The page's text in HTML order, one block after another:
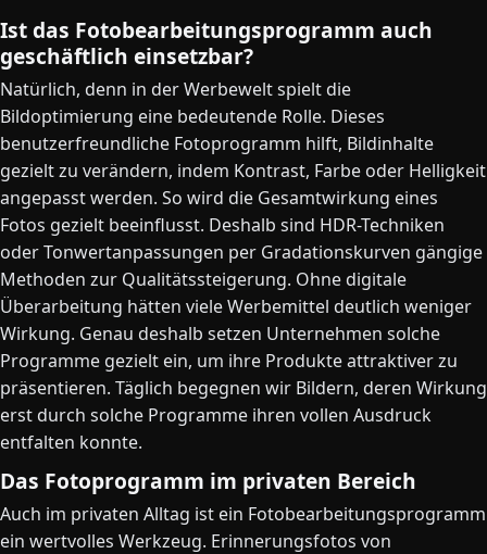
Ist das Fotobearbeitungsprogramm auch
geschäftlich einsetzbar?
Natürlich, denn in der Werbewelt spielt die
Bildoptimierung eine bedeutende Rolle. Dieses
benutzerfreundliche Fotoprogramm hilft, Bildinhalte
gezielt zu verändern, indem Kontrast, Farbe oder Helligkeit
angepasst werden. So wird die Gesamtwirkung eines
Fotos gezielt beeinflusst. Deshalb sind HDR-Techniken
oder Tonwertanpassungen per Gradationskurven gängige
Methoden zur Qualitätssteigerung. Ohne digitale
Überarbeitung hätten viele Werbemittel deutlich weniger
Wirkung. Genau deshalb setzen Unternehmen solche
Programme gezielt ein, um ihre Produkte attraktiver zu
präsentieren. Täglich begegnen wir Bildern, deren Wirkung
erst durch solche Programme ihren vollen Ausdruck
entfalten konnte.
Das Fotoprogramm im privaten Bereich
Auch im privaten Alltag ist ein Fotobearbeitungsprogramm
ein wertvolles Werkzeug. Erinnerungsfotos von